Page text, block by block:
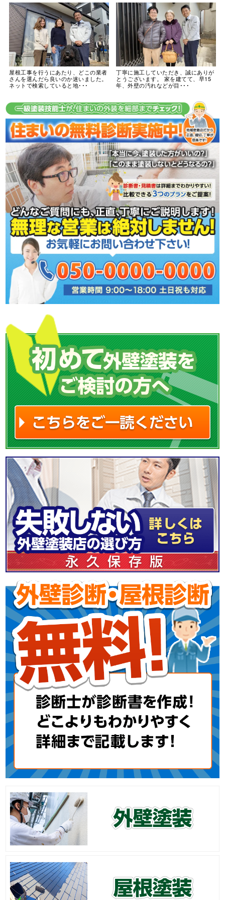
屋根工事を行うにあたり、どこの業者
さんを選んだら良いのか迷いました。
ネットで検索していると地･･･
丁寧に施工していただき、誠にありが
とうございます。 家を建てて、早15
年、外壁の汚れなどが目･･･